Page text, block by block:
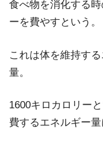
食べ物を消化する
ーを費やすという。
これは体を維持す
量。
1600キロカロリー
費するエネルギー量